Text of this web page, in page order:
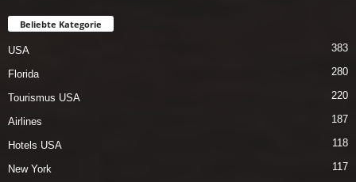
Beliebte Kategorie
USA 383
Florida 280
Tourismus USA 220
Airlines 187
Hotels USA 118
New York 117